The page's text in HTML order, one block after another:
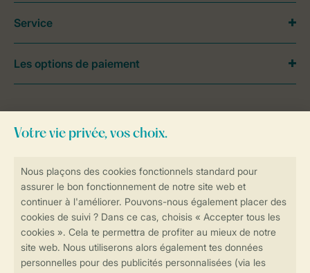
Réservations en ligne rapides et sécurisées
Transmission sécurisée des données
contactez notreContact Center.
Service
Les options de paiement